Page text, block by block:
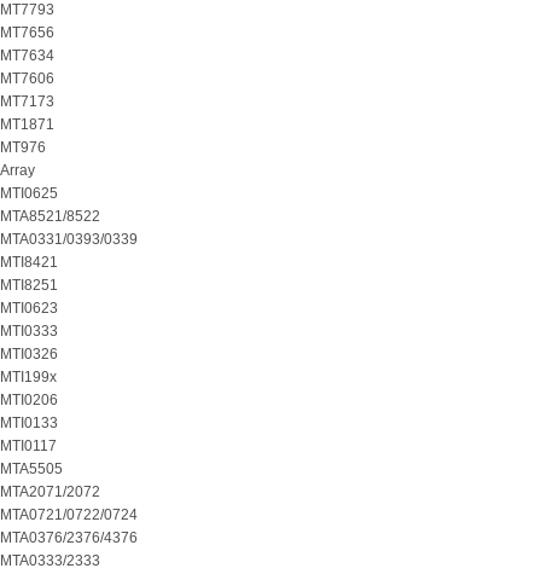
MT7793
MT7656
MT7634
MT7606
MT7173
MT1871
MT976
Array
MTI0625
MTA8521/8522
MTA0331/0393/0339
MTI8421
MTI8251
MTI0623
MTI0333
MTI0326
MTI199x
MTI0206
MTI0133
MTI0117
MTA5505
MTA2071/2072
MTA0721/0722/0724
MTA0376/2376/4376
MTA0333/2333